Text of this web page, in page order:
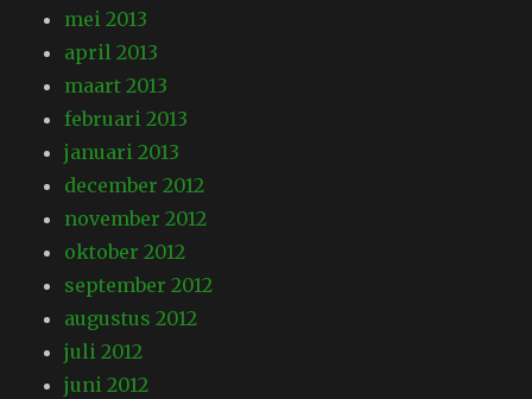
mei 2013
april 2013
maart 2013
februari 2013
januari 2013
december 2012
november 2012
oktober 2012
september 2012
augustus 2012
juli 2012
juni 2012